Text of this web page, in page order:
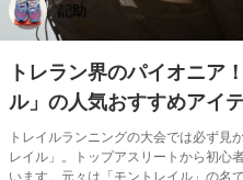
記助
トレラン界のパイオニア
ル」の人気おすすめアイ
トレイルランニングの大会では必ず見
レイル」。トップアスリートから初心
います。元々は「モントレイル」の名